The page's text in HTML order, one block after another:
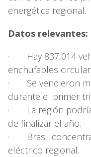
energética regional.
Datos relevantes:
· Hay 837,014
enchufables
· Se vendieron
durante el primer
· La región
de finalizar el año.
· Brasil concentra
eléctrico regional.